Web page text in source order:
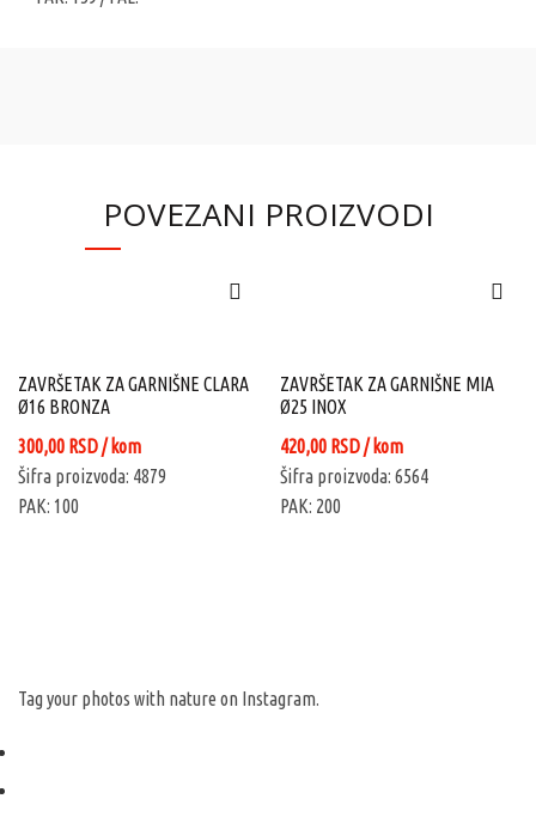
POVEZANI PROIZVODI
ZAVRŠETAK ZA GARNIŠNE CLARA
Ø16 BRONZA
300,00 RSD/ kom
Šifra proizvoda: 4879
PAK: 100
ZAVRŠETAK ZA GARNIŠNE MIA
Ø25 INOX
420,00 RSD/ kom
Šifra proizvoda: 6564
PAK: 200
Tag your photos with nature on Instagram.